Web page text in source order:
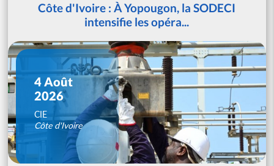
Côte d'Ivoire : À Yopougon, la SODECI
intensifie les opéra...
4 Août
2026
CIE
Côte d'Ivoire